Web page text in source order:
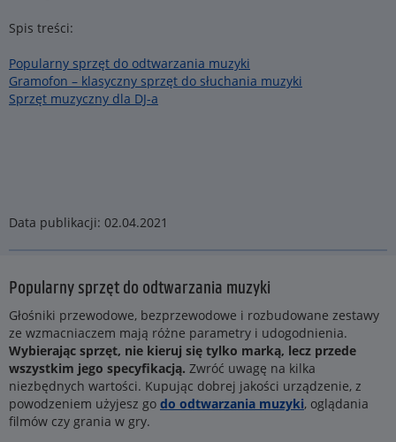
Spis treści:
Popularny sprzęt do odtwarzania muzyki
Gramofon – klasyczny sprzęt do słuchania muzyki
Sprzęt muzyczny dla DJ-a
Data publikacji: 02.04.2021
Popularny sprzęt do odtwarzania muzyki
Głośniki przewodowe, bezprzewodowe i rozbudowane zestawy
ze wzmacniaczem mają różne parametry i udogodnienia.
Wybierając sprzęt, nie kieruj się tylko marką, lecz przede
wszystkim jego specyfikacją. Zwróć uwagę na kilka
niezbędnych wartości. Kupując dobrej jakości urządzenie, z
powodzeniem użyjesz go do odtwarzania muzyki, oglądania
filmów czy grania w gry.